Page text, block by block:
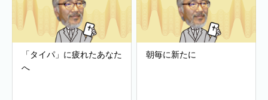
「タイパ」に疲れたあなた
へ
朝毎に新たに